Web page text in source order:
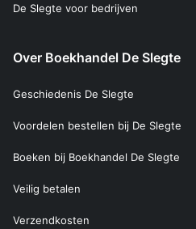
De Slegte voor bedrijven
Over Boekhandel De Slegte
Geschiedenis De Slegte
Voordelen bestellen bij De Slegte
Boeken bij Boekhandel De Slegte
Veilig betalen
Verzendkosten